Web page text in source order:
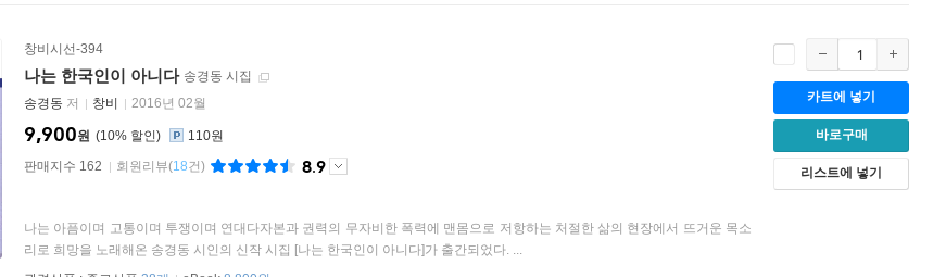
창비시선-394
나는 한국인이 아니다 송경동 시집
송경동 저 창비 2016년 02월
10%
9,900원
110원
판매지수 162
회원리뷰(18건) 8.9
나는 아픔이며 고통이며 투쟁이며 연대다자본과 권력의 무자비한 폭력에 맨몸으로 저항하는 처절한 삶의 현장에서 뜨거운 목소
리로 희망을 노래해온 송경동 시인의 신작 시집 [나는 한국인이 아니다]가 출간되었다. ...
카트에 넣기
바로구매
리스트에 넣기